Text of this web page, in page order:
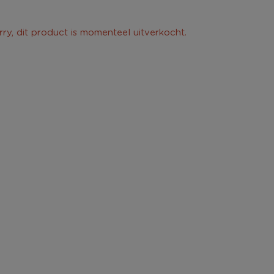
dit product is momenteel uitverkocht.